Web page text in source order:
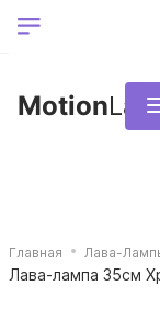
Ваш регион
Motion
Главная Лава-
Лава-лампа 35см